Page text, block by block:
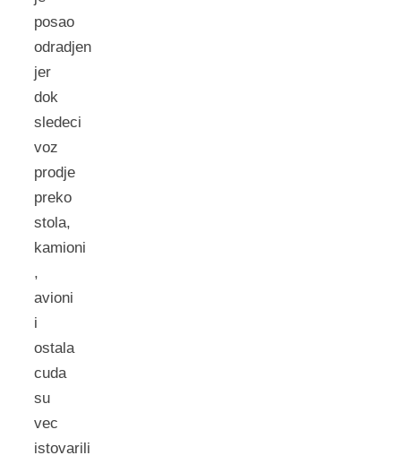
posao
odradjen
jer
dok
sledeci
voz
prodje
preko
stola,
kamioni
,
avioni
i
ostala
cuda
su
vec
istovarili